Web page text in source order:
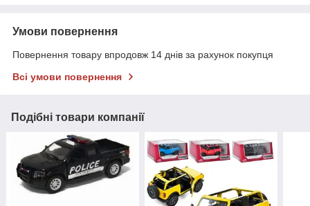
Умови повернення
Повернення товару впродовж 14 днів за рахунок покупця
Всі умови повернення
Подібні товари компанії